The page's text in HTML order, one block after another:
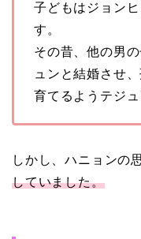
子どもはジョン
す。
その昔、他の男
ュンと結婚させ
育てるようテジ
しかし、ハニョンの
していました。